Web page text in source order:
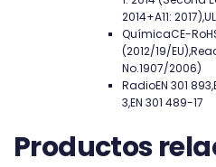
2014+A11:
QuímicaCE-
(2012/19/
No.1907/2006)
RadioEN 301
3,EN 301 489-17
Productos